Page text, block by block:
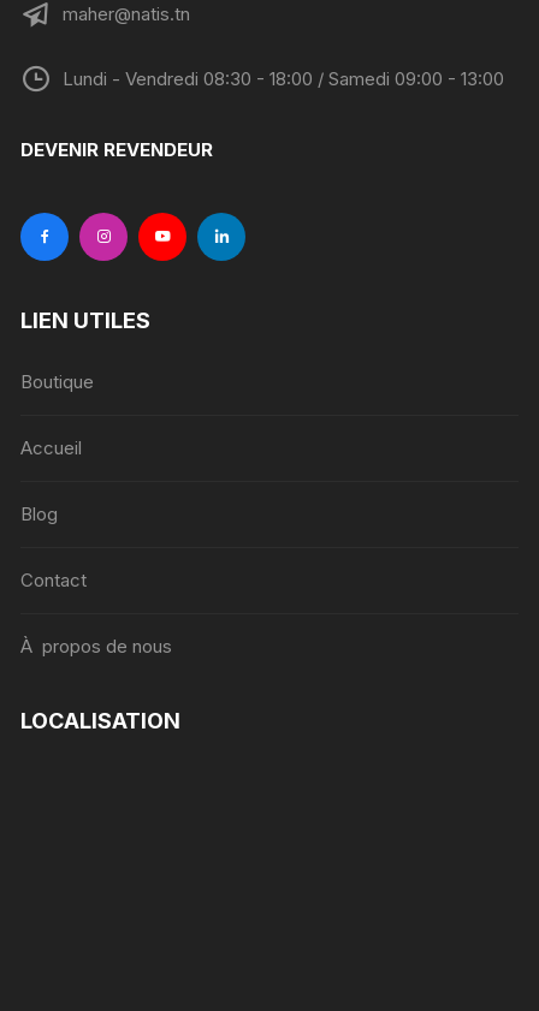
maher@natis.tn
Lundi - Vendredi 08:30 - 18:00 / Samedi 09:00 - 13:00
DEVENIR REVENDEUR
LIEN UTILES
Boutique
Accueil
Blog
Contact
À propos de nous
LOCALISATION